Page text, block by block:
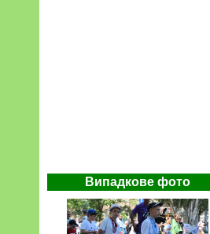
Випадкове фото